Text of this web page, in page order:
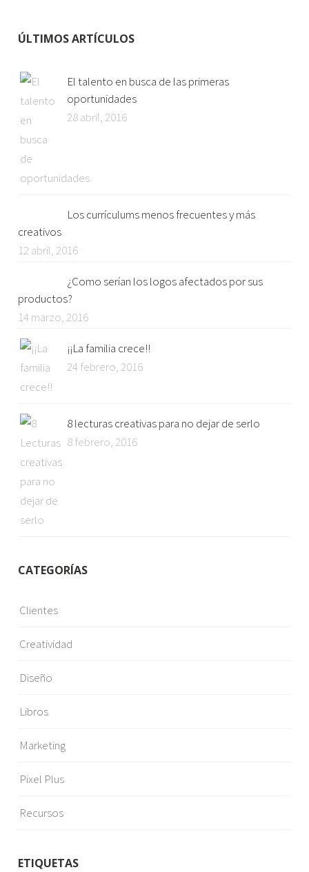
ÚLTIMOS ARTÍCULOS
El talento en busca de las primeras
oportunidades
28 abril, 2016
Los currículums menos frecuentes y más
creativos
12 abril, 2016
¿Como serían los logos afectados por sus
productos?
14 marzo, 2016
¡¡La familia crece!!
24 febrero, 2016
8 lecturas creativas para no dejar de serlo
8 febrero, 2016
CATEGORÍAS
Clientes
Creatividad
Diseño
Libros
Marketing
Pixel Plus
Recursos
ETIQUETAS